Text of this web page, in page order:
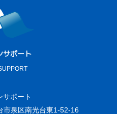
サポート
サポート
市泉区南光台東1-52-16